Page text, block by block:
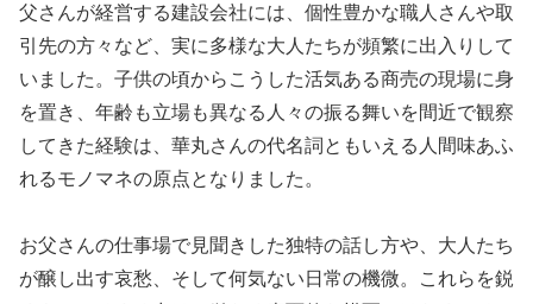
父さんが経営する建設会社には、個性豊かな職人さんや取
引先の方々など、実に多様な大人たちが頻繁に出入りして
いました。子供の頃からこうした活気ある商売の現場に身
を置き、年齢も立場も異なる人々の振る舞いを間近で観察
してきた経験は、華丸さんの代名詞ともいえる人間味あふ
れるモノマネの原点となりました。
お父さんの仕事場で見聞きした独特の話し方や、大人たち
が醸し出す哀愁、そして何気ない日常の機微。これらを鋭